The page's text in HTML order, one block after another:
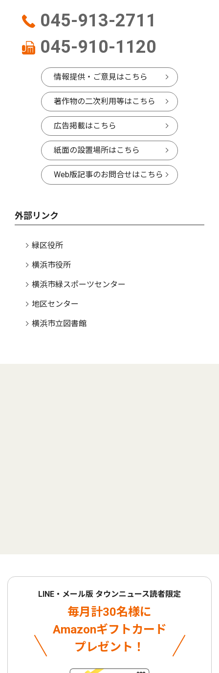
045-913-2711
045-910-1120
情報提供・ご意見はこちら
著作物の二次利用等はこちら
広告掲載はこちら
紙面の設置場所はこちら
Web版記事のお問合せはこちら
外部リンク
緑区役所
横浜市役所
横浜市緑スポーツセンター
地区センター
横浜市立図書館
LINE・メール版 タウンニュース読者限定
毎月計30名様に
Amazonギフトカード
プレゼント！